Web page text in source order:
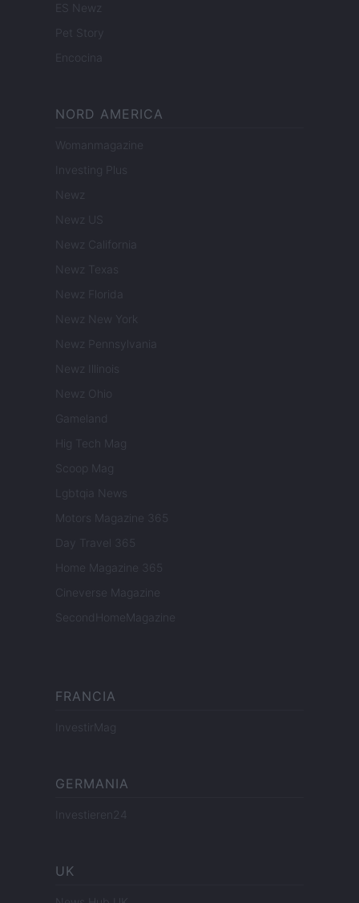
ES Newz
Pet Story
Encocina
NORD AMERICA
Womanmagazine
Investing Plus
Newz
Newz US
Newz California
Newz Texas
Newz Florida
Newz New York
Newz Pennsylvania
Newz Illinois
Newz Ohio
Gameland
Hig Tech Mag
Scoop Mag
Lgbtqia News
Motors Magazine 365
Day Travel 365
Home Magazine 365
Cineverse Magazine
SecondHomeMagazine
FRANCIA
InvestirMag
GERMANIA
Investieren24
UK